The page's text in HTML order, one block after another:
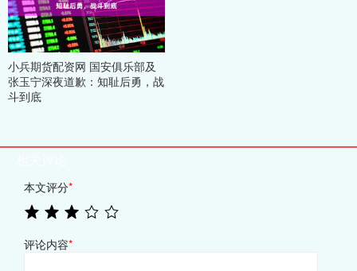
小兵期货配资网 国安俱乐部及
张玉宁深夜道歉：知耻后勇，战
斗到底
本文评分*
评论内容*